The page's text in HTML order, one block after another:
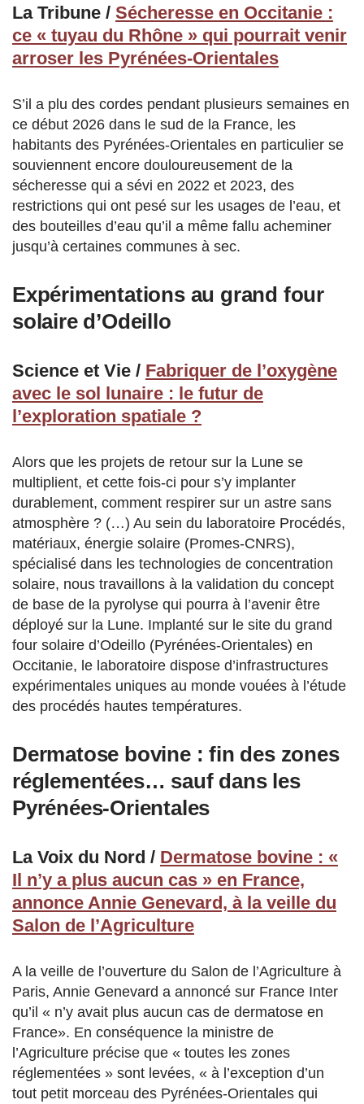
La Tribune / Sécheresse en Occitanie :
ce « tuyau du Rhône » qui pourrait venir
arroser les Pyrénées-Orientales
S’il a plu des cordes pendant plusieurs semaines en
ce début 2026 dans le sud de la France, les
habitants des Pyrénées-Orientales en particulier se
souviennent encore douloureusement de la
sécheresse qui a sévi en 2022 et 2023, des
restrictions qui ont pesé sur les usages de l’eau, et
des bouteilles d’eau qu’il a même fallu acheminer
jusqu’à certaines communes à sec.
Expérimentations au grand four
solaire d’Odeillo
Science et Vie / Fabriquer de l’oxygène
avec le sol lunaire : le futur de
l’exploration spatiale ?
Alors que les projets de retour sur la Lune se
multiplient, et cette fois-ci pour s’y implanter
durablement, comment respirer sur un astre sans
atmosphère ? (…) Au sein du laboratoire Procédés,
matériaux, énergie solaire (Promes-CNRS),
spécialisé dans les technologies de concentration
solaire, nous travaillons à la validation du concept
de base de la pyrolyse qui pourra à l’avenir être
déployé sur la Lune. Implanté sur le site du grand
four solaire d’Odeillo (Pyrénées-Orientales) en
Occitanie, le laboratoire dispose d’infrastructures
expérimentales uniques au monde vouées à l’étude
des procédés hautes températures.
Dermatose bovine : fin des zones
réglementées… sauf dans les
Pyrénées-Orientales
La Voix du Nord / Dermatose bovine : «
Il n’y a plus aucun cas » en France,
annonce Annie Genevard, à la veille du
Salon de l’Agriculture
A la veille de l’ouverture du Salon de l’Agriculture à
Paris, Annie Genevard a annoncé sur France Inter
qu’il « n’y avait plus aucun cas de dermatose en
France». En conséquence la ministre de
l’Agriculture précise que « toutes les zones
réglementées » sont levées, « à l’exception d’un
tout petit morceau des Pyrénées-Orientales qui